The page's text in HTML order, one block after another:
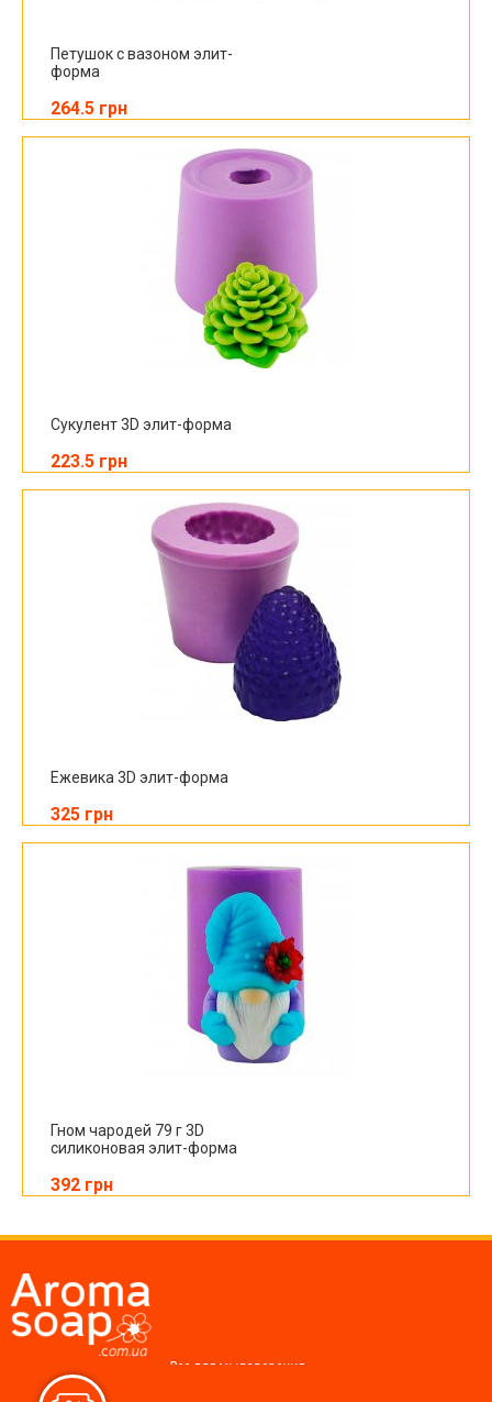
Петушок с вазоном элит-
форма
264.5 грн
Сукулент 3D элит-форма
223.5 грн
Ежевика 3D элит-форма
325 грн
Гном чародей 79 г 3D
силиконовая элит-форма
392 грн
Все для мыловарения,